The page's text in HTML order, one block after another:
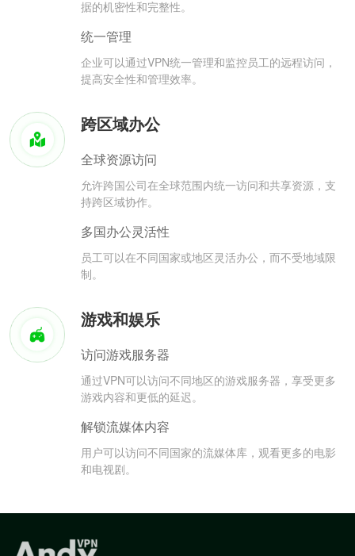
据的机密性和完整性。
统一管理
企业可以通过VPN统一管理和监控员工的远程访问，
提高安全性和管理效率。
跨区域办公
全球资源访问
允许跨国公司在全球范围内统一访问和共享资源，支
持跨区域协作。
多国办公灵活性
员工可以在不同国家或地区灵活办公，而不受地域限
制。
游戏和娱乐
访问游戏服务器
通过VPN可以访问不同地区的游戏服务器，享受更多
游戏内容和更低的延迟。
解锁流媒体内容
用户可以访问不同国家的流媒体库，观看更多的电影
和电视剧。